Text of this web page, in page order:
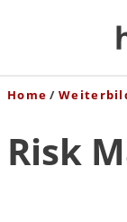
Home
Risk